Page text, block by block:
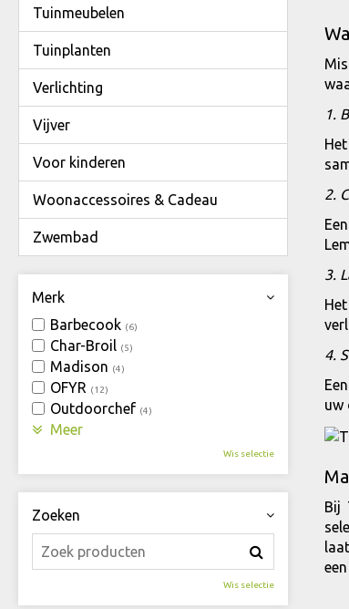
1.
2.
3.
4.
uw
Bij
Tuinmeubelen
Tuinplanten
Verlichting
Vijver
Voor kinderen
Woonaccessoires & Cadeau
Zwembad
Merk
Barbecook (6)
Char-Broil (5)
Madison (4)
OFYR (12)
Outdoorchef (4)
Meer
Wis selectie
Zoeken
Wis selectie